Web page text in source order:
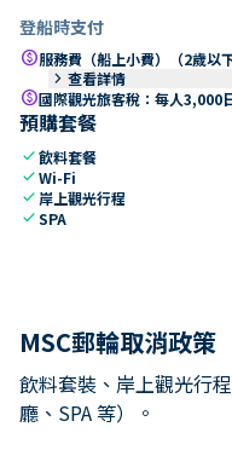
登船時支付
paid服務費（船上小費）（2歲以
keyboard_arrow_right 查看詳情
paid國際觀光旅客稅：每人3,000
預購套餐
check飲料套餐
checkWi-Fi
check 岸上觀光行程
checkSPA
MSC郵輪取消政策
飲料套裝、岸上觀光行
廳、SPA 等）。